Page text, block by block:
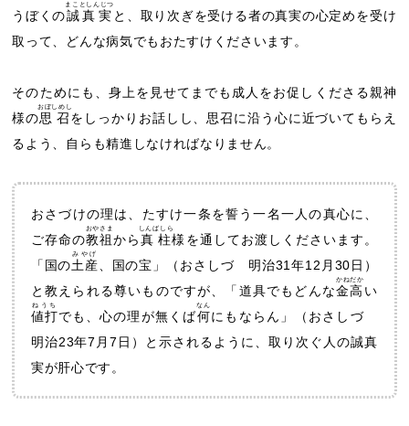
うぼくの誠真実
まことしんじつ
と、取り次ぎを受ける者の真実の心定めを受け
取って、どんな病気でもおたすけくださいます。
そのためにも、身上を見せてまでも成人をお促しくださる親神
様の思召
おぼしめし
をしっかりお話しし、思召に沿う心に近づいてもらえ
るよう、自らも精進しなければなりません。
おさづけの理は、たすけ一条を誓う一名一人の真心に、
ご存命の教祖
おやさま
から真柱
しんばしら
様を通してお渡しくださいます。
「国の土産
みやげ
、国の宝」（おさしづ 明治31年12月30日）
と教えられる尊いものですが、「道具でもどんな金高
かねだか
い
値打
ねうち
でも、心の理が無くば何
なん
にもならん」（おさしづ
明治23年7月7日）と示されるように、取り次ぐ人の誠真
実が肝心です。